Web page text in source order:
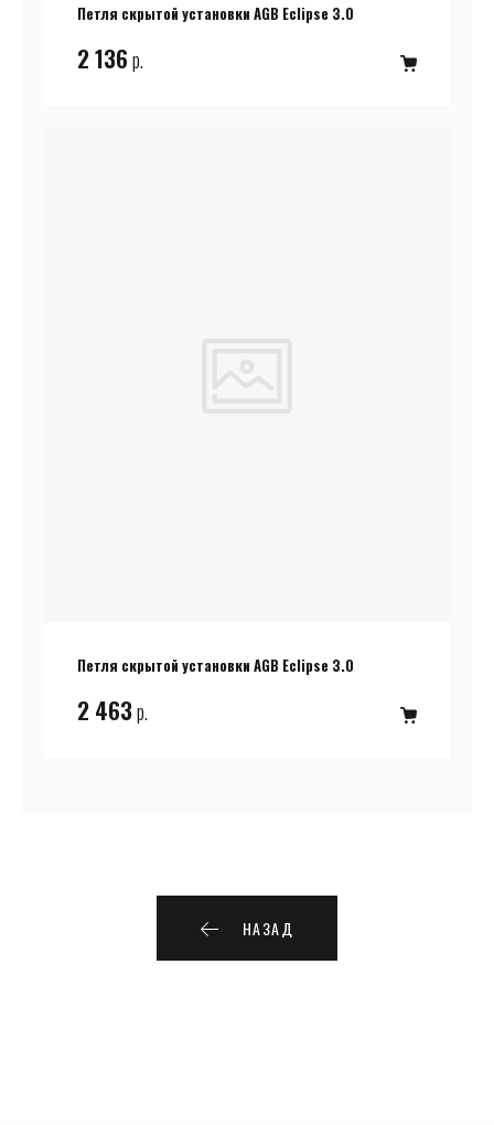
Петля скрытой установки AGB Eclipse 3.0
2 136р.
Петля скрытой установки AGB Eclipse 3.0
2 463р.
НАЗАД